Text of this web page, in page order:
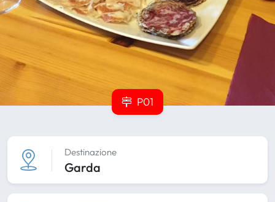
P01
Destinazione
Garda